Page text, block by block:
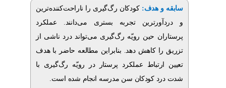
کودکان رگگیری را ناراحت‌کننده‌ترین
تجربه بستری می دانند. عملکرد
حین رویّه‌ رگگیری میتواند درد ناشی از
کاهش دهد. بنابراین مطالعه حاضر با هدف
عملکرد پرستار در رویّه‌ رگ‌گیری با
کودکان سن مدرسه انجام شده است.